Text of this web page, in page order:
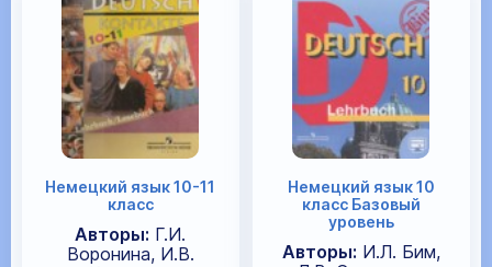
Немецкий язык 10-11
класс
Авторы: Г.И.
Воронина, И.В.
Немецкий язык 10
класс Базовый
уровень
Авторы: И.Л. Бим,